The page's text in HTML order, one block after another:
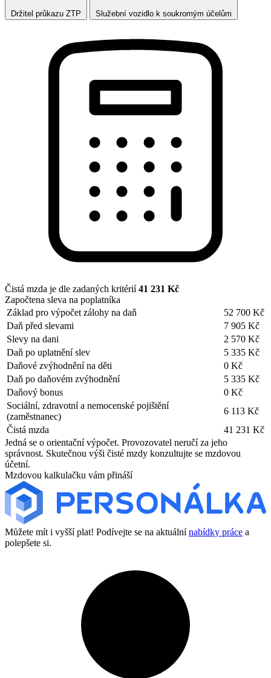
Držitel průkazu ZTP Služební vozidlo k soukromým účelům
Čistá mzda je dle zadaných kritérií41 231 Kč
Započtena sleva na poplatníka
Základ pro výpočet zálohy na daň
52 700 Kč
Daň před slevami
7 905 Kč
Slevy na dani
2 570 Kč
Daň po uplatnění slev
5 335 Kč
Daňové zvýhodnění na děti
0 Kč
Daň po daňovém zvýhodnění
5 335 Kč
Daňový bonus
0 Kč
Sociální, zdravotní a nemocenské pojištění
(zaměstnanec)
6 113 Kč
Čistá mzda
41 231 Kč
Jedná se o orientační výpočet. Provozovatel neručí za jeho
správnost. Skutečnou výši čisté mzdy konzultujte se mzdovou
účetní.
Mzdovou kalkulačku vám přináší
Můžete mít i vyšší plat! Podívejte se na aktuálnínabídky práce a
polepšete si.